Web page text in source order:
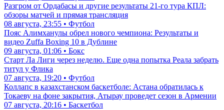
Разгром от Ордабасы и другие результаты 21-го тура КПЛ:
обзоры матчей и прямая трансляция
08 августа, 23:55 • Футбол
Пояс Алимханулы обрел нового чемпиона: Результаты и
видео Zuffa Boxing 10 в Дублине
09 августа, 01:06 • Бокс
Старт Ла Лиги через неделю. Еще одна попытка Реала забрать
титул у Флика
07 августа, 19:20 • Футбол
Коллапс в казахстанском баскетболе: Астана обратилась к
Токаеву на фоне закрытия, Атырау проведет сезон в Армении
07 августа, 20:16 • Баскетбол